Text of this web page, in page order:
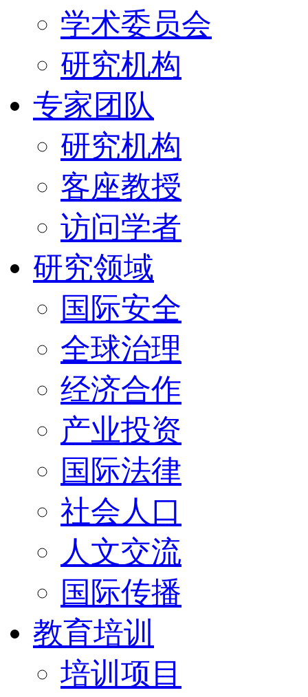
学术委员会
研究机构
专家团队
研究机构
客座教授
访问学者
研究领域
国际安全
全球治理
经济合作
产业投资
国际法律
社会人口
人文交流
国际传播
教育培训
培训项目